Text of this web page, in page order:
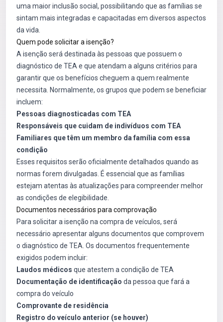
uma maior inclusão social, possibilitando que as famílias se
sintam mais integradas e capacitadas em diversos aspectos
da vida.
Quem pode solicitar a isenção?
A isenção será destinada às pessoas que possuem o
diagnóstico de TEA e que atendam a alguns critérios para
garantir que os benefícios cheguem a quem realmente
necessita. Normalmente, os grupos que podem se beneficiar
incluem:
Pessoas diagnosticadas com TEA
Responsáveis que cuidam de indivíduos com TEA
Familiares que têm um membro da família com essa
condição
Esses requisitos serão oficialmente detalhados quando as
normas forem divulgadas. É essencial que as famílias
estejam atentas às atualizações para compreender melhor
as condições de elegibilidade.
Documentos necessários para comprovação
Para solicitar a isenção na compra de veículos, será
necessário apresentar alguns documentos que comprovem
o diagnóstico de TEA. Os documentos frequentemente
exigidos podem incluir:
Laudos médicos que atestem a condição de TEA
Documentação de identificação da pessoa que fará a
compra do veículo
Comprovante de residência
Registro do veículo anterior (se houver)